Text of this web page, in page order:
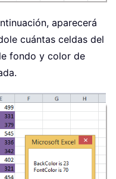
aparecerá
cuántas celdas del
fondo y color de